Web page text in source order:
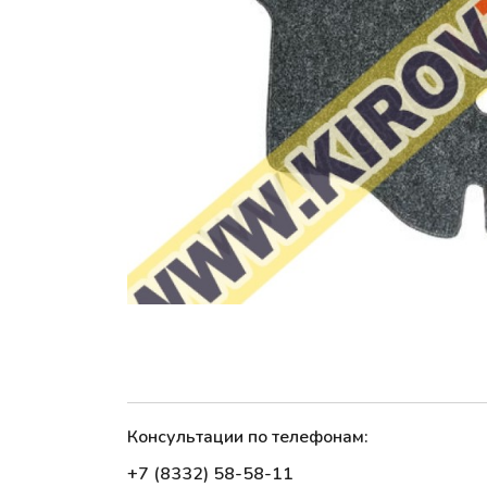
Консультации по телефонам:
+7 (8332) 58-58-11